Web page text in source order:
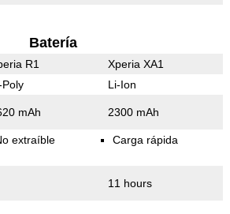
Batería
R1 Xperia XA1
Poly Li-Ion
mAh 2300 mAh
extraíble Carga rápida
11 hours